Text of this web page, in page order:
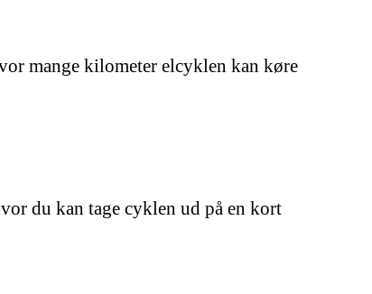
mange kilometer elcyklen kan køre
du kan tage cyklen ud på en kort